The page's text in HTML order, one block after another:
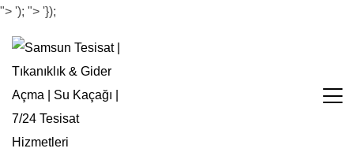
"> '); "> '});